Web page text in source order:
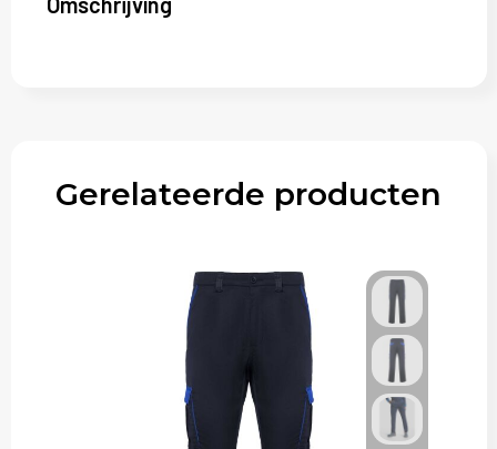
Gerelateerde producten